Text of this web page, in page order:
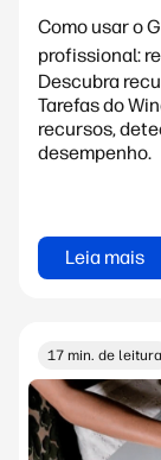
Como usar o
profissional:
Descubra
Tarefas do
recursos,
desempenho.
Leia mais
17 min. de leitura